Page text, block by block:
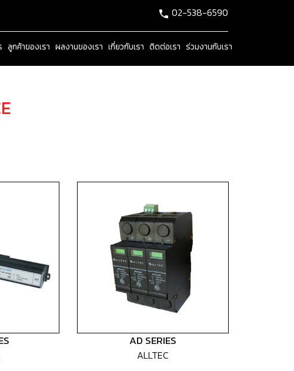
ลูกค้าของเรา ผลงานของเรา เกี่ยวกับเรา ติดต่อเรา ร่วมงานกับเรา
02-538-6590
AD SERIES
ALLTEC